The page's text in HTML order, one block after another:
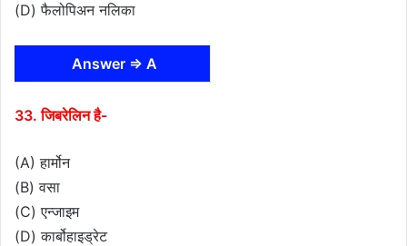
(D) फैलोपिअन नलिका
Answer ⇒ A
33. जिबरेलिन है-
(A) हार्मोन
(B) वसा
(C) एन्जाइम
(D) कार्बोहाइड्रेट